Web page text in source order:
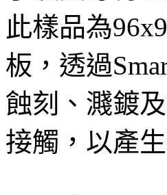
此樣品為
板，透過
蝕刻、濺鍍
接觸，以產